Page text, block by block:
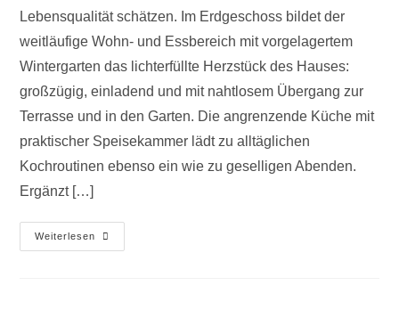
Lebensqualität schätzen. Im Erdgeschoss bildet der
weitläufige Wohn- und Essbereich mit vorgelagertem
Wintergarten das lichterfüllte Herzstück des Hauses:
großzügig, einladend und mit nahtlosem Übergang zur
Terrasse und in den Garten. Die angrenzende Küche mit
praktischer Speisekammer lädt zu alltäglichen
Kochroutinen ebenso ein wie zu geselligen Abenden.
Ergänzt […]
Weiterlesen